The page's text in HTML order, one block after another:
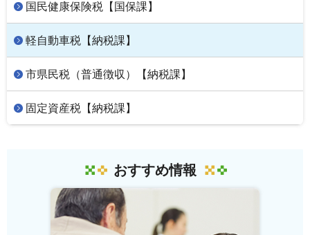
国民健康保険税【国保課】
軽自動車税【納税課】
市県民税（普通徴収）【納税課】
固定資産税【納税課】
おすすめ情報